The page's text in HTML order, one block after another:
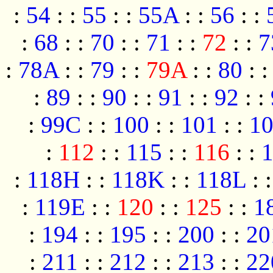
: 54 : : 55 : : 55A: : 56 : :
: 68 : : 70 : : 71 : : 72 : :
: 78A: : 79 : : 79A: : 80 :
: 89 : : 90 : : 91 : : 92 : :
: 99C : : 100 : : 101 : :
: 112 : : 115 : : 116 : :
: 118H : : 118K : : 118L :
: 119E : : 120 : : 125 : :
: 194 : : 195 : : 200 : :
: 211 : : 212 : : 213 : :